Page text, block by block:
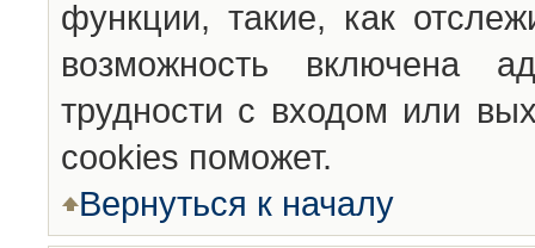
функции, такие, как
возможность включена
трудности с входом или
cookies поможет.
Вернуться к началу